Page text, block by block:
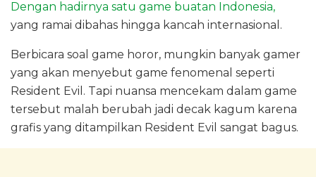
Dengan hadirnya satu game buatan Indonesia,
yang ramai dibahas hingga kancah internasional.
Berbicara soal game horor, mungkin banyak gamer
yang akan menyebut game fenomenal seperti
Resident Evil. Tapi nuansa mencekam dalam game
tersebut malah berubah jadi decak kagum karena
grafis yang ditampilkan Resident Evil sangat bagus.